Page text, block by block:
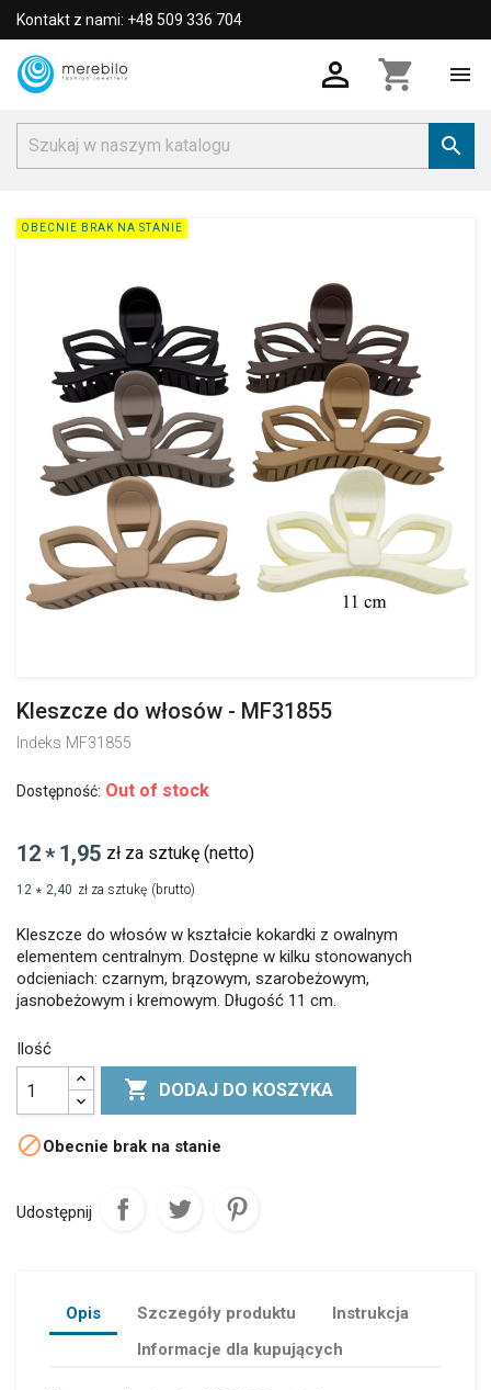
Kontakt z nami: +48 509 336 704
 shopping_cart 

OBECNIE BRAK NA STANIE
Kleszcze do włosów - MF31855
Indeks MF31855
Dostępność: Out of stock
12* 1,95 zł za sztukę (netto)
12 * 2,40 zł za sztukę (brutto)
Kleszcze do włosów w kształcie kokardki z owalnym
elementem centralnym. Dostępne w kilku stonowanych
odcieniach: czarnym, brązowym, szarobeżowym,
jasnobeżowym i kremowym. Długość 11 cm.
Ilość
 DODAJ DO KOSZYKA
Obecnie brak na stanie
Udostępnij
Opis Szczegóły produktu
Instrukcja
Informacje dla kupujących